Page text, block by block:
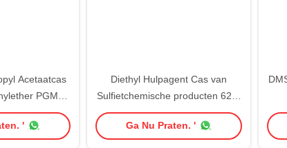
Acetaatcas
PGMEA
'
Diethyl Hulpagent Cas van
Sulfietchemische producten 623-
81-4 DES
Ga Nu Praten. '